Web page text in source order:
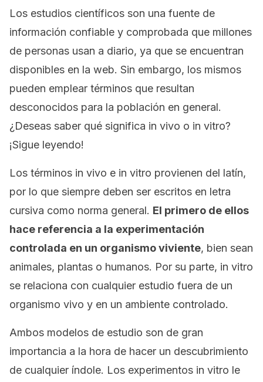
Los estudios científicos son una fuente de
información confiable y comprobada que millones
de personas usan a diario, ya que se encuentran
disponibles en la web. Sin embargo, los mismos
pueden emplear términos que resultan
desconocidos para la población en general.
¿Deseas saber qué significa in vivo o in vitro?
¡Sigue leyendo!
Los términos in vivo e in vitro provienen del latín,
por lo que siempre deben ser escritos en letra
cursiva como norma general. El primero de ellos
hace referencia a la experimentación
controlada en un organismo viviente, bien sean
animales, plantas o humanos. Por su parte, in vitro
se relaciona con cualquier estudio fuera de un
organismo vivo y en un ambiente controlado.
Ambos modelos de estudio son de gran
importancia a la hora de hacer un descubrimiento
de cualquier índole. Los experimentos in vitro le